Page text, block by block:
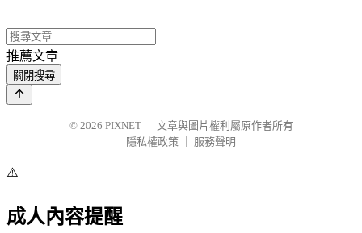
推薦文章
關閉搜尋
© 2026 PIXNET
文章與圖片權利屬原作者所有
隱私權政策
服務聲明
⚠️
成人內容提醒